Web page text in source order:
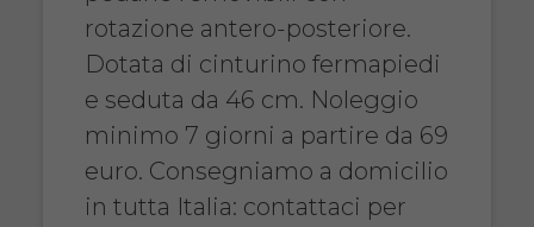
rotazione antero-posteriore.
Dotata di cinturino fermapiedi
e seduta da 46 cm. Noleggio
minimo 7 giorni a partire da 69
euro. Consegniamo a domicilio
in tutta Italia: contattaci per